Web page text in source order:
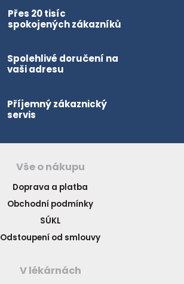
Přes 20 tisíc
spokojených zákazníků
Spolehlivé doručení na
vaši adresu
Příjemný zákaznický
servis
Vše o nákupu
Doprava a platba
Obchodní podmínky
SÚKL
Odstoupení od smlouvy
V lékárnách